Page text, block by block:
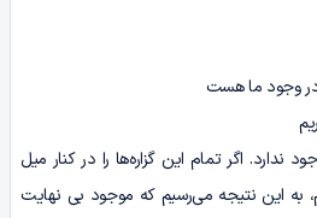
در وجود ما هست
ندارد. اگر تمام این گزاره‌ها را در کنار میل
به این نتیجه می‌رسیم که موجود بی‌ نهایت